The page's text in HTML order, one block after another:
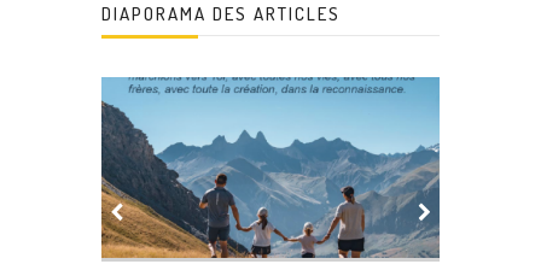
DIAPORAMA DES ARTICLES